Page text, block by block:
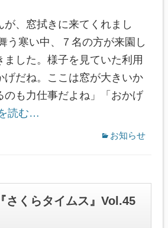
が、窓拭きに来てくれまし
う寒い中、７名の方が来園し
ました。様子を見ていた利用
げだね。ここは窓が大きいか
のも力仕事だよね」「おかげ
読む…
お知らせ
さくらタイムス』Vol.45